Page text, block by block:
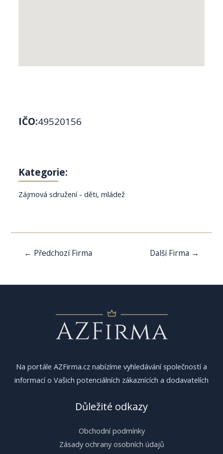
IČO:49520156
Kategorie:
Zájmová sdružení - děti, mládež
Navigace
← Předchozí Firma Další Firma →
Na portále AZFirma.cz nabízíme vyhledávání společností a
informací o Vašich potenciálních zákaznících a dodavatelích
Důležité odkazy
Obchodní podmínky
Zásady ochrany osobních údajů